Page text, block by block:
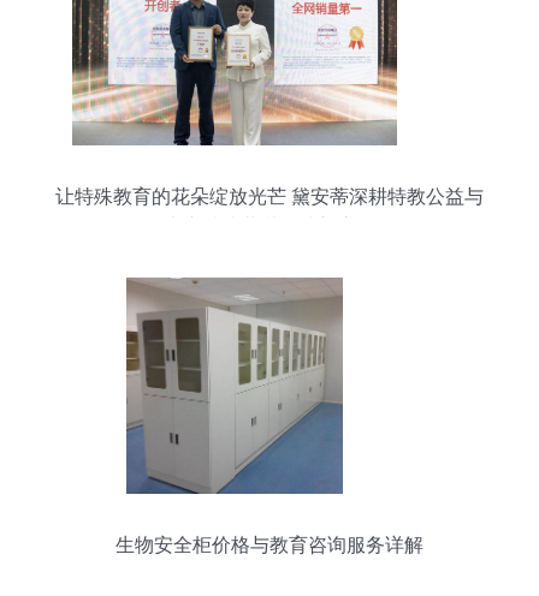
让特殊教育的花朵绽放光芒 黛安蒂深耕特教公益与
生物安全柜价格与教育咨询服务详解